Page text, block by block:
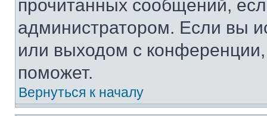
прочитанных сообщений,
администратором. Если вы
или выходом с
поможет.
Вернуться к началу